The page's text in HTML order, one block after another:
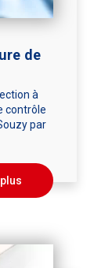
de
à
contrôle
par